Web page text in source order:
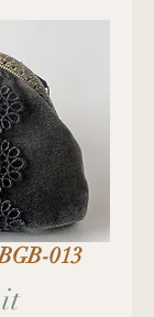
013